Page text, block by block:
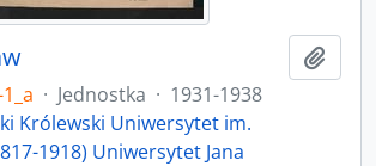
· Jednostka · 1931-1938
Królewski Uniwersytet im.
1918) Uniwersytet Jana